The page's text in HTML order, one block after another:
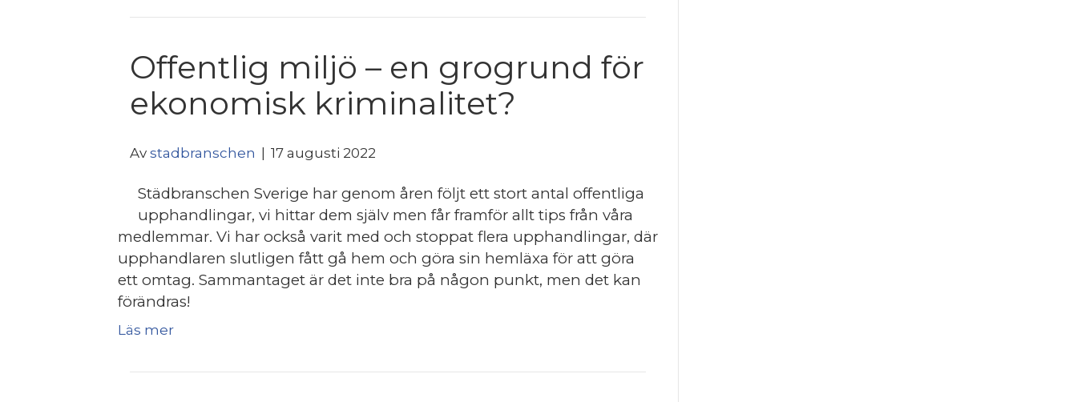
Offentlig miljö – en grogrund för
ekonomisk kriminalitet?
Av stadbranschen 17 augusti 2022
Städbranschen Sverige har genom åren följt ett stort antal offentliga
upphandlingar, vi hittar dem själv men får framför allt tips från våra
medlemmar. Vi har också varit med och stoppat flera upphandlingar, där
upphandlaren slutligen fått gå hem och göra sin hemläxa för att göra
ett omtag. Sammantaget är det inte bra på någon punkt, men det kan
förändras!
Läs mer